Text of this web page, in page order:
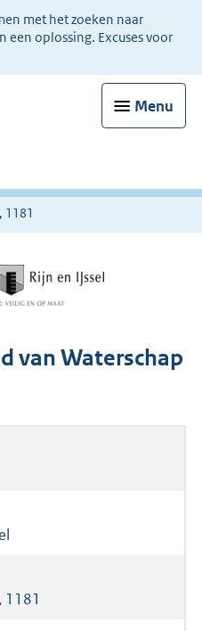
met het zoeken naar
een oplossing. Excuses voor
Menu
1181
van Waterschap
1181